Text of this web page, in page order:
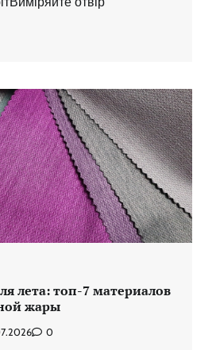
лета: топ-7 материалов
жары
0